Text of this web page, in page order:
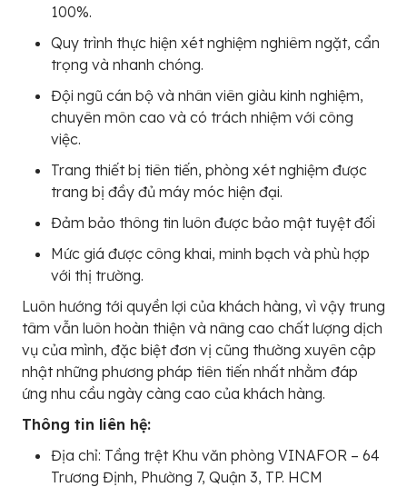
100%.
Quy trình thực hiện xét nghiệm nghiêm ngặt, cẩn
trọng và nhanh chóng.
Đội ngũ cán bộ và nhân viên giàu kinh nghiệm,
chuyên môn cao và có trách nhiệm với công
việc.
Trang thiết bị tiên tiến, phòng xét nghiệm được
trang bị đầy đủ máy móc hiện đại.
Đảm bảo thông tin luôn được bảo mật tuyệt đối
Mức giá được công khai, minh bạch và phù hợp
với thị trường.
Luôn hướng tới quyền lợi của khách hàng, vì vậy trung
tâm vẫn luôn hoàn thiện và nâng cao chất lượng dịch
vụ của mình, đặc biệt đơn vị cũng thường xuyên cập
nhật những phương pháp tiên tiến nhất nhằm đáp
ứng nhu cầu ngày càng cao của khách hàng.
Thông tin liên hệ:
Địa chỉ: Tầng trệt Khu văn phòng VINAFOR – 64
Trương Định, Phường 7, Quận 3, TP. HCM